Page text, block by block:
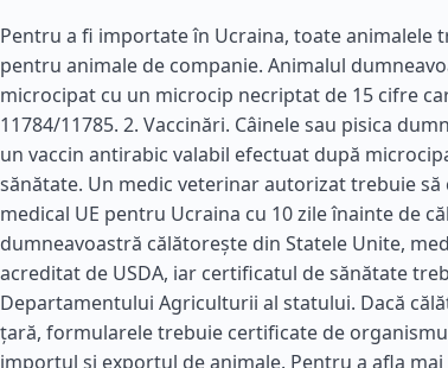
Pentru a fi importate în Ucraina, toate animalele
pentru animale de companie. Animalul
microcipat cu un microcip necriptat de 15 cifre
11784/11785. 2. Vaccinări. Câinele sau pisica
un vaccin antirabic valabil efectuat după
sănătate. Un medic veterinar autorizat trebuie
medical UE pentru Ucraina cu 10 zile înainte de
dumneavoastră călătorește din Statele Unite,
acreditat de USDA, iar certificatul de sănătate
Departamentului Agriculturii al statului. Dacă
țară, formularele trebuie certificate de
importul și exportul de animale. Pentru a afla